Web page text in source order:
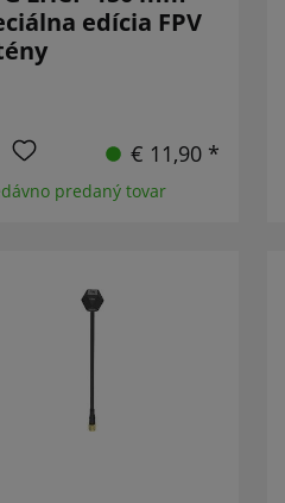
edícia FPV
€ 11,90 *
predaný tovar